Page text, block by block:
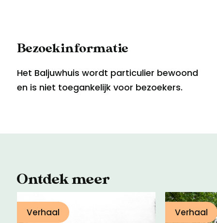
Bezoekinformatie
Het Baljuwhuis wordt particulier bewoond
en is niet toegankelijk voor bezoekers.
Ontdek meer
Verhaal Verhaal